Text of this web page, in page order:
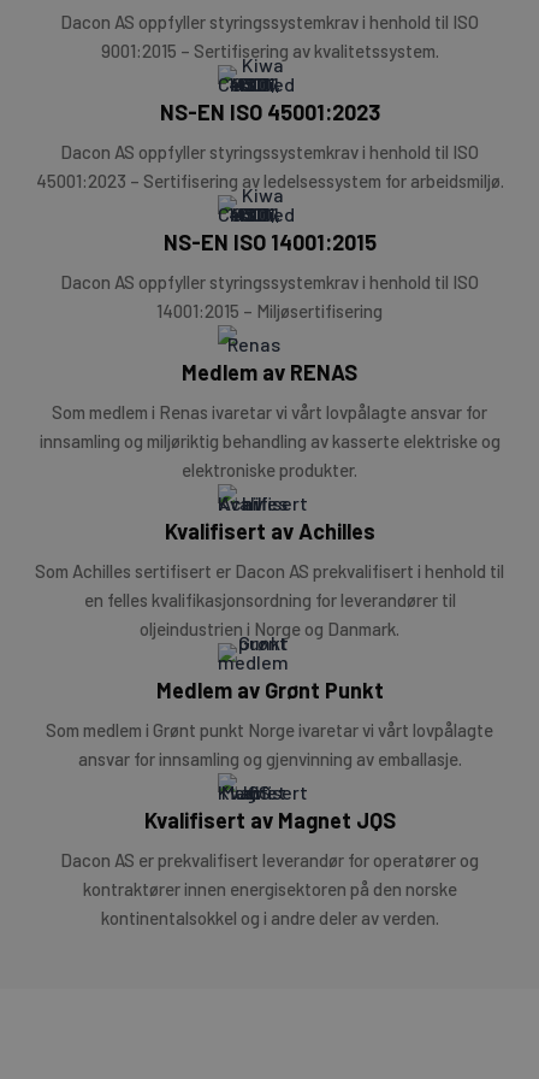
Dacon AS oppfyller styringssystemkrav i henhold til ISO
9001:2015 – Sertifisering av kvalitetssystem.
NS-EN ISO 45001:2023
Dacon AS oppfyller styringssystemkrav i henhold til ISO
45001:2023 – Sertifisering av ledelsessystem for arbeidsmiljø.
NS-EN ISO 14001:2015
Dacon AS oppfyller styringssystemkrav i henhold til ISO
14001:2015 – Miljøsertifisering
Medlem av RENAS
Som medlem i Renas ivaretar vi vårt lovpålagte ansvar for
innsamling og miljøriktig behandling av kasserte elektriske og
elektroniske produkter.
Kvalifisert av Achilles
Som Achilles sertifisert er Dacon AS prekvalifisert i henhold til
en felles kvalifikasjonsordning for leverandører til
oljeindustrien i Norge og Danmark.
Medlem av Grønt Punkt
Som medlem i Grønt punkt Norge ivaretar vi vårt lovpålagte
ansvar for innsamling og gjenvinning av emballasje.
Kvalifisert av Magnet JQS
Dacon AS er prekvalifisert leverandør for operatører og
kontraktører innen energisektoren på den norske
kontinentalsokkel og i andre deler av verden.